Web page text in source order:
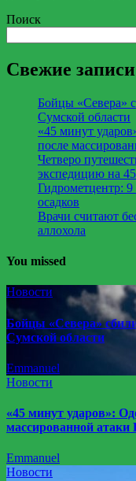
Поиск
Свежие записи
Бойцы «Севера»
Сумской области
«45 минут
после
Четверо
экспедицию на
Гидрометцентр: 9
осадков
Врачи считают
аллохола
You missed
Новости
Бойцы «Севера»
Сумской области
Emmanuel
Новости
«45 минут ударов»:
массированной
Emmanuel
Новости